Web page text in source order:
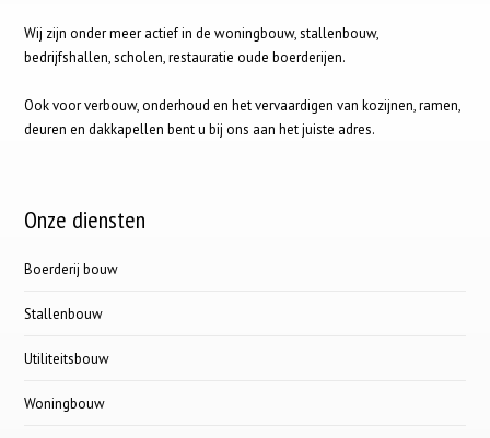
Wij zijn onder meer actief in de woningbouw, stallenbouw,
bedrijfshallen, scholen, restauratie oude boerderijen.
Ook voor verbouw, onderhoud en het vervaardigen van kozijnen, ramen,
deuren en dakkapellen bent u bij ons aan het juiste adres.
Onze diensten
Boerderij bouw
Stallenbouw
Utiliteitsbouw
Woningbouw